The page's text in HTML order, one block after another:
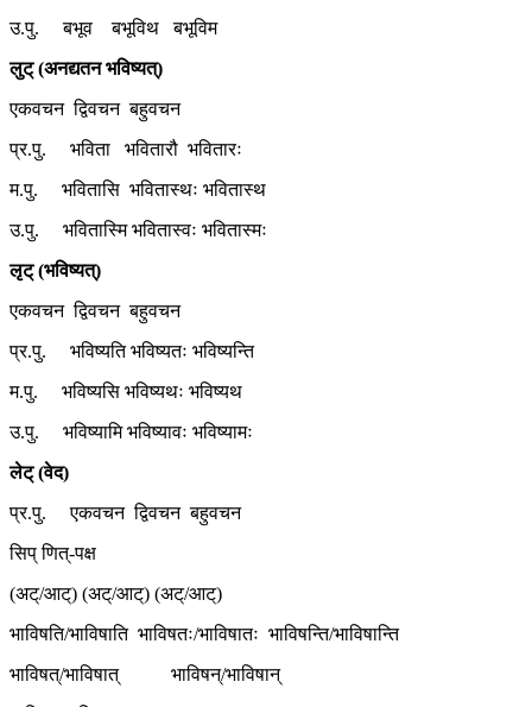
उ.पु. बभूव बभूविथ बभूविम
लुट् (अनद्यतन भविष्यत्)
एकवचन द्विवचन बहुवचन
प्र.पु. भविता भवितारौ भवितारः
म.पु. भवितासि भवितास्थः भवितास्थ
उ.पु. भवितास्मि भवितास्वः भवितास्मः
लृट् (भविष्यत्)
एकवचन द्विवचन बहुवचन
प्र.पु. भविष्यति भविष्यतः भविष्यन्ति
म.पु. भविष्यसि भविष्यथः भविष्यथ
उ.पु. भविष्यामि भविष्यावः भविष्यामः
लेट् (वेद)
प्र.पु. एकवचन द्विवचन बहुवचन
सिप् णित्-पक्ष
(अट्/आट्) (अट्/आट्) (अट्/आट्)
भाविषति/भाविषाति भाविषतः/भाविषातः भाविषन्ति/भाविषान्ति
भाविषत्/भाविषात् भाविषन्/भाविषान्